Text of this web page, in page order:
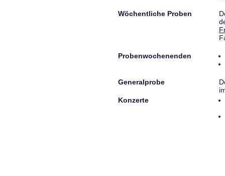
Wöchentliche Proben
Probenwochenenden
Generalprobe
Konzerte